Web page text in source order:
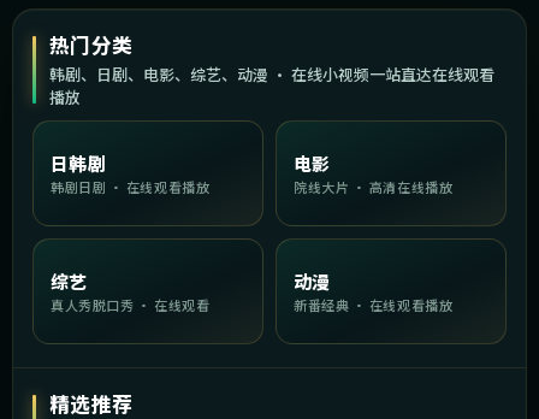
热门分类
韩剧、日剧、电影、综艺、动漫 · 在线小视频一站直达在线观看
播放
日韩剧
韩剧日剧 · 在线观看播放
电影
院线大片 · 高清在线播放
综艺
真人秀脱口秀 · 在线观看
动漫
新番经典 · 在线观看播放
精选推荐